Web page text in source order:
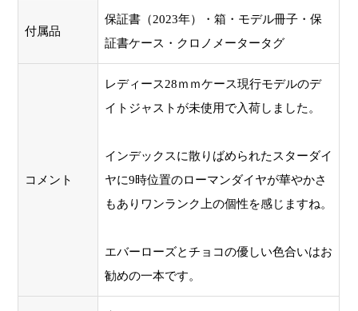
付属品
保証書（2023年）・箱・モデル冊子・保
証書ケース・クロノメータータグ
コメント
レディース28ｍｍケース現行モデルのデ
イトジャストが未使用で入荷しました。
インデックスに散りばめられたスターダイ
ヤに9時位置のローマンダイヤが華やかさ
もありワンランク上の個性を感じますね。
エバーローズとチョコの優しい色合いはお
勧めの一本です。